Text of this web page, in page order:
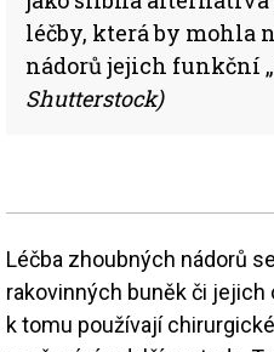
léčby, která by mohla
nádorů jejich funkční
Shutterstock)
Léčba zhoubných nádorů
rakovinných buněk či jejich
k tomu používají